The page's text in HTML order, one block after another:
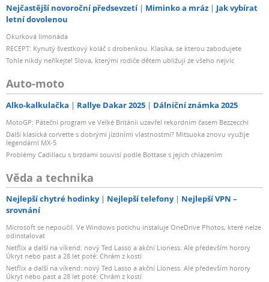
Nejčastější novoroční předsevzetí Miminko a mráz
Jak vybírat
letní dovolenou
Okurková limonáda
RECEPT: Kynutý švestkový koláč s drobenkou. Klasika, se kterou zabodujete
Tohle nikdy neříkejte! Slova, kterými rodiče dětem ubližují ze všeho nejvíc
Auto-moto
Alko-kalkulačka Rallye Dakar 2025 Dálniční známka 2025
MotoGP: Páteční program ve Velké Británii uzavřel rekordním časem Bezzecchi
Další klasická corvette s dobrými jízdními vlastnostmi? Mitsuoka znovu využije
legendární MX-5
Problémy Cadillacu s brzdami souvisí podle Bottase s jejich chlazením
Věda a technika
Nejlepší chytré hodinky Nejlepší telefony
Nejlepší VPN –
srovnání
Microsoft se nepoučil. Ve Windows potichu instaluje OneDrive Photos, které nelze
odinstalovat
Netflix a další na víkend: nový Ted Lasso a akční Lioness. Ale především horory
Úkryt nebo past a 28 let poté: Chrám z kostí
Netflix a další na víkend: nový Ted Lasso a akční Lioness. Ale především horory
Úkryt nebo past a 28 let poté: Chrám z kostí